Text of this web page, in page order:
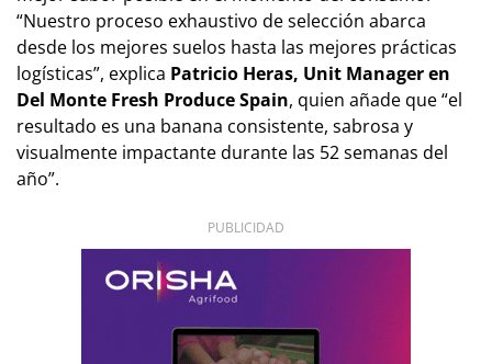
“Nuestro proceso exhaustivo de selección abarca
desde los mejores suelos hasta las mejores prácticas
logísticas”, explica Patricio Heras, Unit Manager en
Del Monte Fresh Produce Spain, quien añade que “el
resultado es una banana consistente, sabrosa y
visualmente impactante durante las 52 semanas del
año”.
PUBLICIDAD